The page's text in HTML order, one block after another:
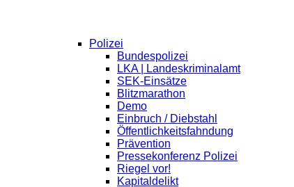
Polizei
Bundespolizei
LKA | Landeskriminalamt
SEK-Einsätze
Blitzmarathon
Demo
Einbruch / Diebstahl
Öffentlichkeitsfahndung
Prävention
Pressekonferenz Polizei
Riegel vor!
Kapitaldelikt